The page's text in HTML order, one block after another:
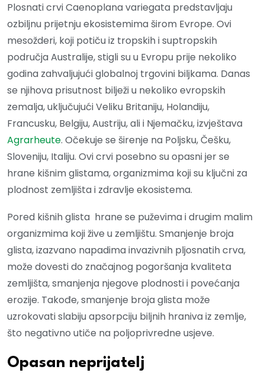
Plosnati crvi Caenoplana variegata predstavljaju
ozbiljnu prijetnju ekosistemima širom Evrope. Ovi
mesožderi, koji potiču iz tropskih i suptropskih
područja Australije, stigli su u Evropu prije nekoliko
godina zahvaljujući globalnoj trgovini biljkama. Danas
se njihova prisutnost bilježi u nekoliko evropskih
zemalja, uključujući Veliku Britaniju, Holandiju,
Francusku, Belgiju, Austriju, ali i Njemačku, izvještava
Agrarheute. Očekuje se širenje na Poljsku, Češku,
Sloveniju, Italiju. Ovi crvi posebno su opasni jer se
hrane kišnim glistama, organizmima koji su ključni za
plodnost zemljišta i zdravlje ekosistema.
Pored kišnih glista hrane se puževima i drugim malim
organizmima koji žive u zemljištu. Smanjenje broja
glista, izazvano napadima invazivnih pljosnatih crva,
može dovesti do značajnog pogoršanja kvaliteta
zemljišta, smanjenja njegove plodnosti i povećanja
erozije. Takođe, smanjenje broja glista može
uzrokovati slabiju apsorpciju biljnih hraniva iz zemlje,
što negativno utiče na poljoprivredne usjeve.
Opasan neprijatelj